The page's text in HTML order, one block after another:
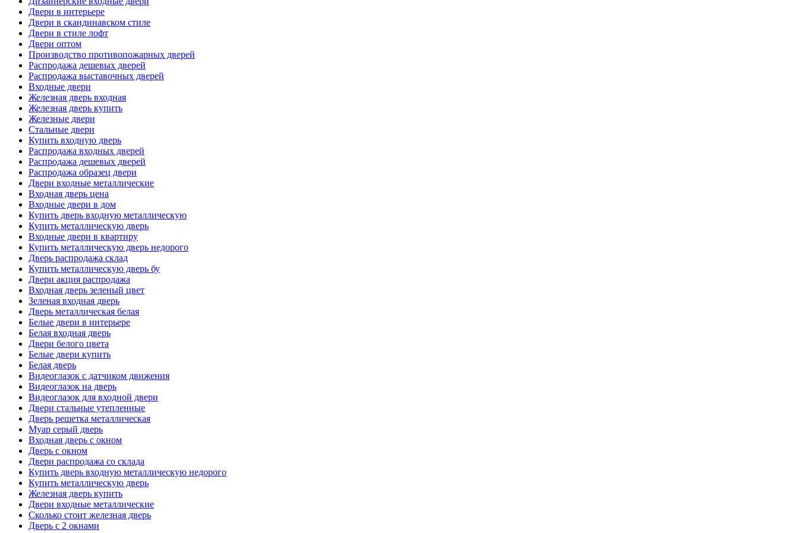
Двери в интерьере
Двери в скандинавском стиле
Двери в стиле лофт
Двери оптом
Производство противопожарных дверей
Распродажа дешевых дверей
Распродажа выставочных дверей
Входные двери
Железная дверь входная
Железная дверь купить
Железные двери
Стальные двери
Купить входную дверь
Распродажа входных дверей
Распродажа дешевых дверей
Распродажа образец двери
Двери входные металлические
Входная дверь цена
Входные двери в дом
Купить дверь входную металлическую
Купить металлическую дверь
Входные двери в квартиру
Купить металлическую дверь недорого
Дверь распродажа склад
Купить металлическую дверь бу
Двери акция распродажа
Входная дверь зеленый цвет
Зеленая входная дверь
Дверь металлическая белая
Белые двери в интерьере
Белая входная дверь
Двери белого цвета
Белые двери купить
Белая дверь
Видеоглазок с датчиком движения
Видеоглазок на дверь
Видеоглазок для входной двери
Двери стальные утепленные
Дверь решетка металлическая
Муар серый дверь
Входная дверь с окном
Дверь с окном
Двери распродажа со склада
Купить дверь входную металлическую недорого
Купить металлическую дверь
Железная дверь купить
Двери входные металлические
Сколько стоит железная дверь
Дверь с 2 окнами